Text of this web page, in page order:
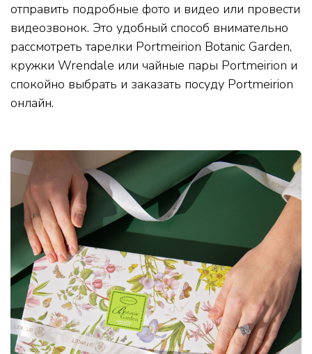
отправить подробные фото и видео или провести
видеозвонок. Это удобный способ внимательно
рассмотреть тарелки Portmeirion Botanic Garden,
кружки Wrendale или чайные пары Portmeirion и
спокойно выбрать и заказать посуду Portmeirion
онлайн.